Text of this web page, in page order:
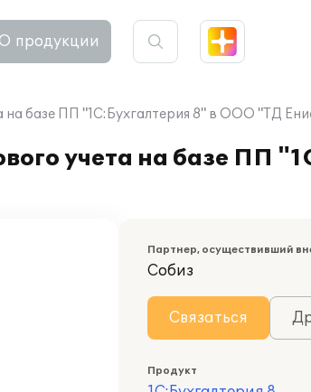
О продукции
на базе ПП "1С:Бухгалтерия 8" в ООО "ТД
учета на базе ПП
Партнер, осуществивший
Собиз
Связаться
Продукт